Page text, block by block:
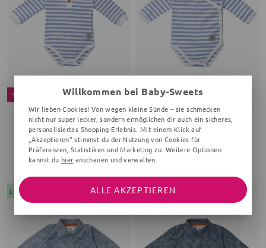
19 %
MAKOMA
Body
Streifen, hellblau
14,40 € 17,99 €
21 %
MAKOMA
Wickelbody
Streifen, hellblau
14,10 €
Letzte Chance Letzte Chance
Willkommen bei Baby-Sweets
Wir lieben Cookies! Von wegen kleine Sünde – sie schmecken
nicht nur super lecker, sondern ermöglichen dir auch ein sicheres,
personalisiertes Shopping-Erlebnis. Mit einem Klick auf
„Akzeptieren“ stimmst du der Nutzung von Cookies für
Präferenzen, Statistiken und Marketing zu. Weitere Optionen
kannst du hier anschauen und verwalten.
ALLE AKZEPTIEREN